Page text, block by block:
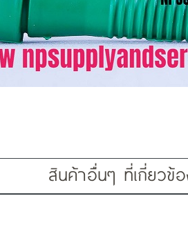
สินค้าอื่นๆ ที่เกี่ยวข้